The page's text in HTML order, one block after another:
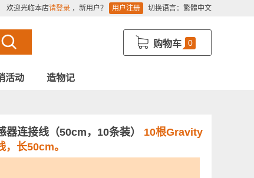
欢迎光临本店请登录 ，新用户？ 用户注册 切换语言： 繁體中文
购物车 0
活动 造物记
连接线（50cm，10条装） 10根Gravity
长50cm。